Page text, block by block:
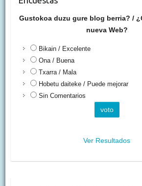
Gustokoa duzu gure blog berria? /
nueva Web?
Bikain / Excelente
Ona / Buena
Txarra / Mala
Hobetu daiteke / Puede mejorar
Sin Comentarios
Ver Resultados